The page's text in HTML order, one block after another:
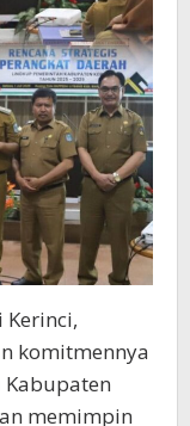
Kerinci,
komitmennya
memimpin